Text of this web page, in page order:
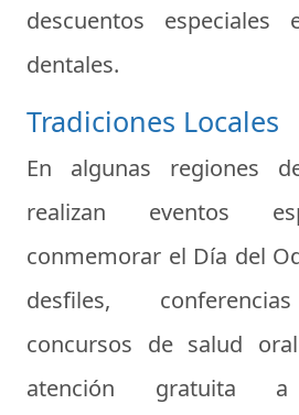
descuentos especiales
dentales.
Tradiciones Locales
En algunas regiones
realizan eventos
conmemorar el Día del
desfiles,
concursos de salud
atención gratuita a